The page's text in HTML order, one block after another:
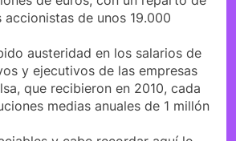
de unos 19.000
austeridad en los salarios de
y ejecutivos de las empresas
que recibieron en 2010, cada
medias anuales de 1 millón